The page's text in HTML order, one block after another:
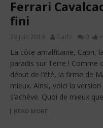
Ferrari
fini
29 juin 2019 Garfz 0
La côte amalfitaine, Capri,
paradis sur Terre ! Comme
début de l’été, la firme de
mieux. Ainsi, voici la
s’achève. Quoi de mieux
READ MORE